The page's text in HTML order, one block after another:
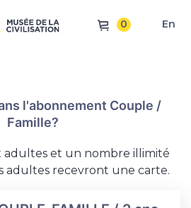
0 En
l'abonnement Couple /
Famille?
adultes et un nombre illimité
adultes recevront une carte.